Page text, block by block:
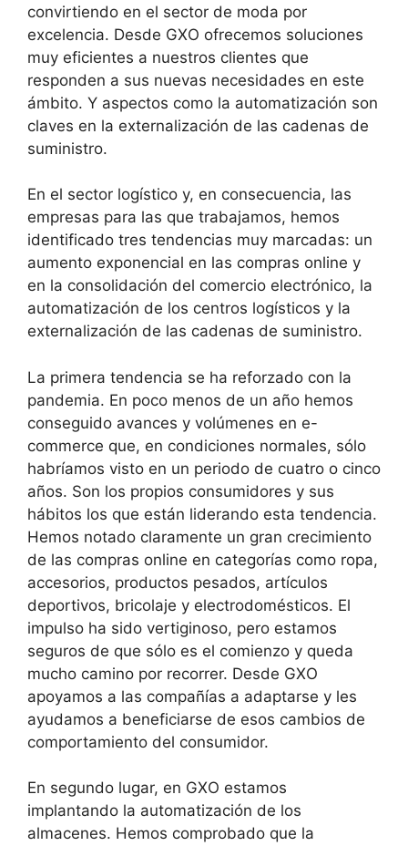
convirtiendo en el sector de moda por
excelencia. Desde GXO ofrecemos soluciones
muy eficientes a nuestros clientes que
responden a sus nuevas necesidades en este
ámbito. Y aspectos como la automatización son
claves en la externalización de las cadenas de
suministro.
En el sector logístico y, en consecuencia, las
empresas para las que trabajamos, hemos
identificado tres tendencias muy marcadas: un
aumento exponencial en las compras online y
en la consolidación del comercio electrónico, la
automatización de los centros logísticos y la
externalización de las cadenas de suministro.
La primera tendencia se ha reforzado con la
pandemia. En poco menos de un año hemos
conseguido avances y volúmenes en e-
commerce que, en condiciones normales, sólo
habríamos visto en un periodo de cuatro o cinco
años. Son los propios consumidores y sus
hábitos los que están liderando esta tendencia.
Hemos notado claramente un gran crecimiento
de las compras online en categorías como ropa,
accesorios, productos pesados, artículos
deportivos, bricolaje y electrodomésticos. El
impulso ha sido vertiginoso, pero estamos
seguros de que sólo es el comienzo y queda
mucho camino por recorrer. Desde GXO
apoyamos a las compañías a adaptarse y les
ayudamos a beneficiarse de esos cambios de
comportamiento del consumidor.
En segundo lugar, en GXO estamos
implantando la automatización de los
almacenes. Hemos comprobado que la